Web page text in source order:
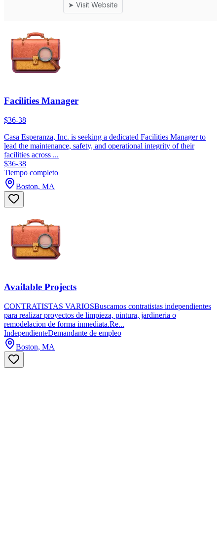
Facilities Manager
$36-38
Casa Esperanza, Inc. is seeking a dedicated Facilities Manager to
lead the maintenance, safety, and operational integrity of their
facilities across ...
$36-38
Tiempo completo
Boston, MA
Available Projects
CONTRATISTAS VARIOSBuscamos contratistas independientes
para realizar proyectos de limpieza, pintura, jardineria o
remodelacion de forma inmediata.Re...
IndependienteDemandante de empleo
Boston, MA